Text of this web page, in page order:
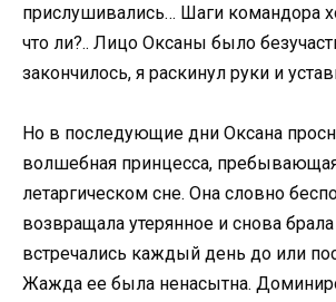
прислушивались… Шаги командора
что ли?.. Лицо Оксаны было
закончилось, я раскинул руки и
Но в последующие дни Оксана
волшебная принцесса,
летаргическом сне. Она словно
возвращала утерянное и снова
встречались каждый день до или
Жажда ее была ненасытна.